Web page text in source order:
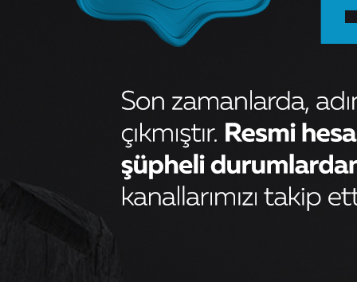
FREN BALATASI ÖN CLİO III
MD DC LOGAN MCV DC
LODGY CLİO IV K9K H4M
MİCRA SHİFT